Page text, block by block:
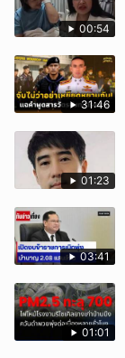
00:54
31:46
01:23
03:41
01:01